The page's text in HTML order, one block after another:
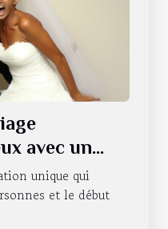
avec un
unique qui
et le début